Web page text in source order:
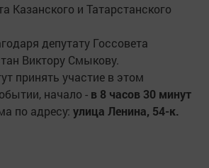
Казанского и Татарстанского
депутату Госсовета
Виктору Смыкову.
принять участие в этом
начало - в 8 часов 30 минут
по адресу: улица Ленина, 54-к.